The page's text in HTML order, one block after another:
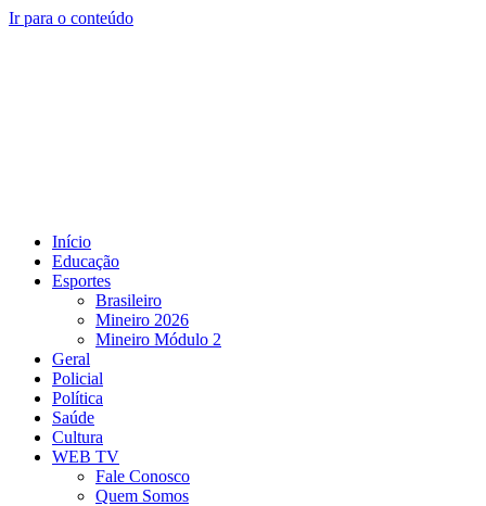
Ir para o conteúdo
Início
Educação
Esportes
Brasileiro
Mineiro 2026
Mineiro Módulo 2
Geral
Policial
Política
Saúde
Cultura
WEB TV
Fale Conosco
Quem Somos